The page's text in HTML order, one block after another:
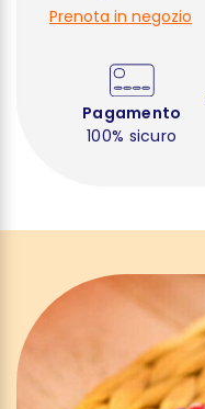
Prenota in negozio
Pagamento
100% sicuro